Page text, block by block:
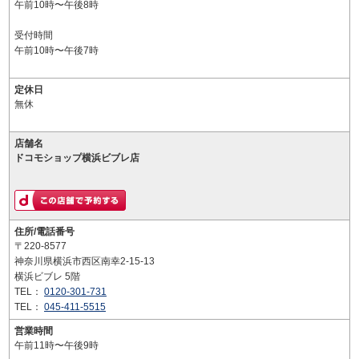
午前10時〜午後8時
受付時間
午前10時〜午後7時
定休日
無休
店舗名
ドコモショップ横浜ビブレ店
住所/電話番号
〒220-8577
神奈川県横浜市西区南幸2-15-13
横浜ビブレ 5階
TEL： 0120-301-731
TEL： 045-411-5515
営業時間
午前11時〜午後9時